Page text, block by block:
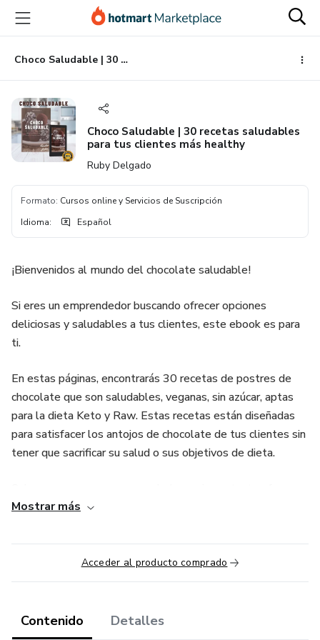
principal
página
de
página
Choco Saludable | 30 recetas saludables para tus clientes más healthy
Choco Saludable | 30 recetas saludables
para tus clientes más healthy
Ruby Delgado
Formato: Cursos online y Servicios de Suscripción
Idioma: Español
¡Bienvenidos al mundo del chocolate saludable!
Si eres un emprendedor buscando ofrecer opciones
deliciosas y saludables a tus clientes, este ebook es para
ti.
En estas páginas, encontrarás 30 recetas de postres de
chocolate que son saludables, veganas, sin azúcar, aptas
para la dieta Keto y Raw. Estas recetas están diseñadas
para satisfacer los antojos de chocolate de tus clientes sin
tener que sacrificar su salud o sus objetivos de dieta.
opciones que sean sabrosas, pero también saludables. Con
disfrutarán de la deliciosa indulgencia del chocolate sin
comprometer su bienestar.
brownies hasta trufas, desde tartas hasta barras de
chocolate crudo. Todas las recetas han sido
Mostrar más
Acceder al producto comprado
Contenido Detalles